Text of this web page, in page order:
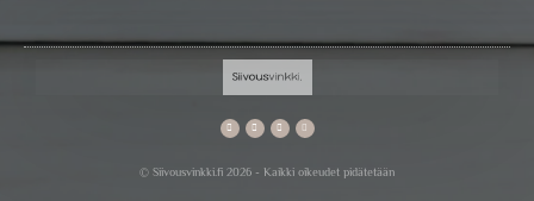
© Siivousvinkki.fi 2026 - Kaikki oikeudet pidätetään